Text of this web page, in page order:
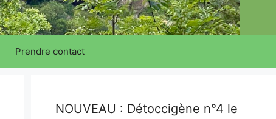
Prendre contact
NOUVEAU : Détoccigène n°4 le